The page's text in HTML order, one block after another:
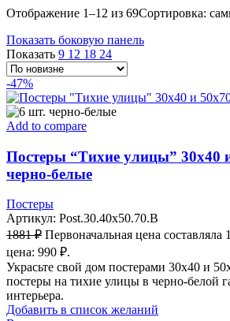
Отображение 1–12 из 69Сортировка:
Показать боковую панель
Показать 9 12 18 24
-47%
Add to compare
Постеры “Тихие улицы” 30х40
черно-белые
Постеры
Артикул: Post.30.40x50.70.B
1881₽ Первоначальная цена составляла
цена: 990 ₽.
Украсьте свой дом постерами 30х40 и
постеры на тихие улицы в черно-белой
интерьера.
Добавить в список желаний